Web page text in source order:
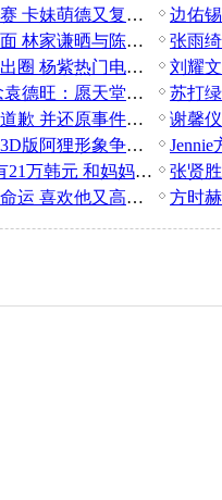
卡妹萌德观战美洲杯决赛 卡妹萌德又复合了吗？
陈奕迅下巴受伤后首露面 林家谦晒与陈奕迅自拍
张雨
杨紫台词在文旅界成功出圈 杨紫热门电视剧推荐
袁德旺去世 朱时茂悼念袁德旺：愿天堂没有病痛
苏打
高凌风儿子宝弟为酒驾道歉 并还原事件经过
阿狸原作者手写信回应3D版阿狸形象争议：所有批评建议统统接受
赵权出道3年后结算只有21万韩元 和妈妈抱在一起痛哭
孙艺珍说和玄彬之间是命运 喜欢他又高又帅 坦诚的样子